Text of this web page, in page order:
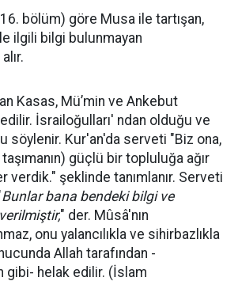
bölüm) göre Musa ile tartışan,
ilgili bilgi bulunmayan
Kasas, Mü’min ve Ankebut
İsrailoğulları' ndan olduğu ve
söylenir. Kur'an'da serveti "Biz ona,
taşımanın) güçlü bir topluluğa ağır
verdik." şeklinde tanımlanır. Serveti
Bunlar bana bendeki bilgi ve
" der. Mûsâ'nın
onu yalancılıkla ve sihirbazlıkla
Allah tarafından -
gibi- helak edilir. (İslam